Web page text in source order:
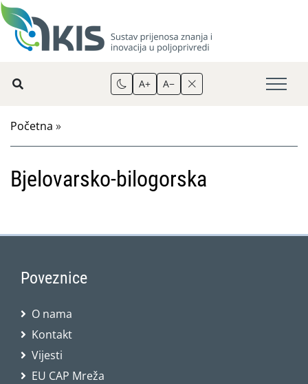
A+ A−
Početna »
Bjelovarsko-bilogorska
Poveznice
O nama
Kontakt
Vijesti
EU CAP Mreža